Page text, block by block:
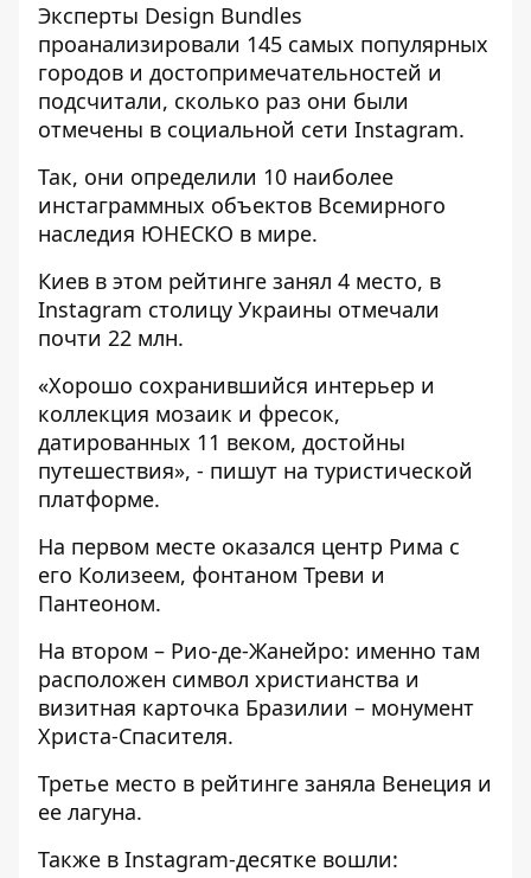
Эксперты Design Bundles
проанализировали 145 самых популярных
городов и достопримечательностей и
подсчитали, сколько раз они были
отмечены в социальной сети Instagram.
Так, они определили 10 наиболее
инстаграммных объектов Всемирного
наследия ЮНЕСКО в мире.
Киев в этом рейтинге занял 4 место, в
Instagram столицу Украины отмечали
почти 22 млн.
«Хорошо сохранившийся интерьер и
коллекция мозаик и фресок,
датированных 11 веком, достойны
путешествия», - пишут на туристической
платформе.
На первом месте оказался центр Рима с
его Колизеем, фонтаном Треви и
Пантеоном.
На втором – Рио-де-Жанейро: именно там
расположен символ христианства и
визитная карточка Бразилии – монумент
Христа-Спасителя.
Третье место в рейтинге заняла Венеция и
ее лагуна.
Также в Instagram-десятке вошли: